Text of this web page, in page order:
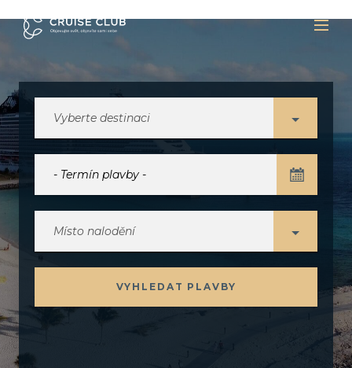
Vyberte destinaci
Místo nalodění
VYHLEDAT PLAVBY